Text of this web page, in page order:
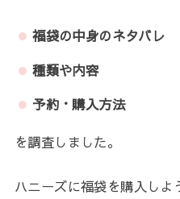
福袋の中身のネタバレ
種類や内容
予約・購入方法
を調査しました。
ハニーズに福袋を購入し